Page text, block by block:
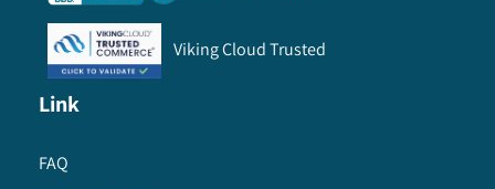
Viking Cloud Trusted
Link
FAQ